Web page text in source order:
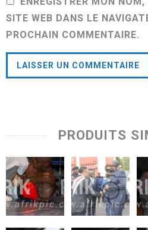
SITE WEB DANS LE
PROCHAIN COMMENTAIRE.
PRODUITS